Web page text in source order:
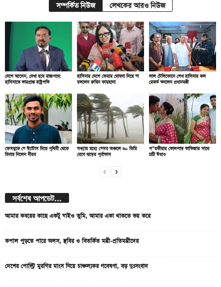
সম্পর্কিত নিউজ লেখকের আরও নিউজ
দেশে আসেন, দেখা হবে রাজপথে:
হাসিনাকে ভারপ্রাপ্ত রাষ্ট্রপতি
হাসিনার দেশে ফেরার ঘোষণা নিয়ে যা
বললেন রুমিন ফারহানা
লাল টেলিফোনে শেখ হাসিনার কল
রেকর্ড শুনলেন প্রধানমন্ত্রী
ফেসবুকে যে স্ট্যাটাস দিয়ে পৃথিবী থেকে
বিদায় নিলেন নীরব
সন্ধ্যার মধ্যে যেসব অঞ্চলে ৬০ কিমি
বেগে ঝড়ের পূর্বাভাস
প”রকীয়ার তোলপাড় ভাতিজার সাথে
চাচী উধাও
সর্বশেষ আপডেট...
আমার কবরের কাছে একটু যাইও তুমি, আমার একা থাকতে ভয় করে
কপাল পুড়তে পারে অলস, স্থবির ও বিতর্কিত মন্ত্রী-প্রতিমন্ত্রীদের
দেশের পোল্ট্রি মুরগির মাংস নিয়ে চাঞ্চল্যকর গবেষণা, বড় দুঃসংবাদ